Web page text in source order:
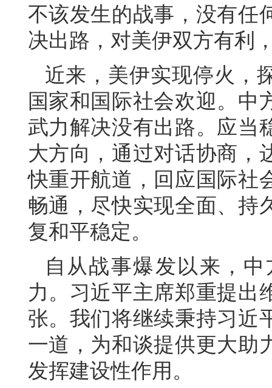
不该发生的战事，没有任
决出路，对美伊双方有利
近来，美伊实现停火，
国家和国际社会欢迎。中
武力解决没有出路。应当
大方向，通过对话协商，
快重开航道，回应国际社
畅通，尽快实现全面、持
复和平稳定。
自从战事爆发以来，
力。习近平主席郑重提出
张。我们将继续秉持习近
一道，为和谈提供更大助
发挥建设性作用。